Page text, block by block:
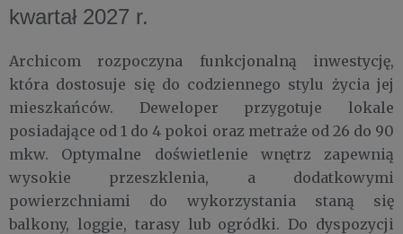
kwartał 2027 r.
Archicom rozpoczyna funkcjonalną inwestycję,
która dostosuje się do codziennego stylu życia jej
mieszkańców. Deweloper przygotuje lokale
posiadające od 1 do 4 pokoi oraz metraże od 26 do 90
mkw. Optymalne doświetlenie wnętrz zapewnią
wysokie przeszklenia, a dodatkowymi
powierzchniami do wykorzystania staną się
balkony, loggie, tarasy lub ogródki. Do dyspozycji